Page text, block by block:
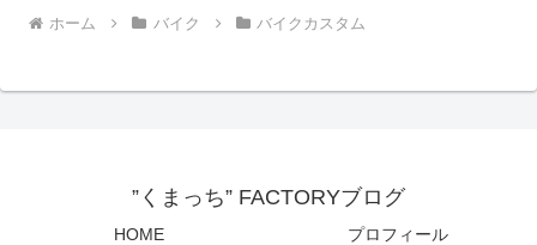
ホーム バイク バイクカスタム
”くまっち” FACTORYブログ
HOME
プロフィール